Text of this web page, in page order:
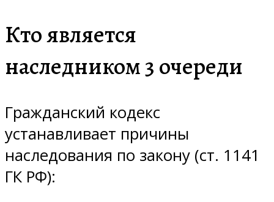
Кто является
наследником 3 очереди
Гражданский кодекс
устанавливает причины
наследования по закону (ст. 1141
ГК РФ):